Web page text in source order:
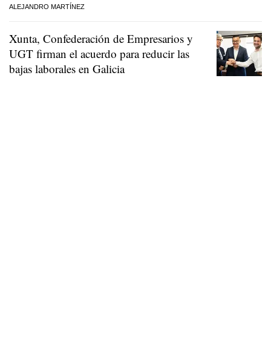
ALEJANDRO MARTÍNEZ
Xunta, Confederación de Empresarios y
UGT firman el acuerdo para reducir las
bajas laborales en Galicia